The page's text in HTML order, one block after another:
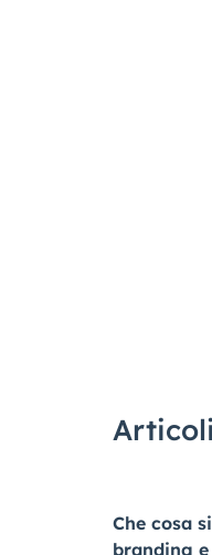
Che cosa
branding